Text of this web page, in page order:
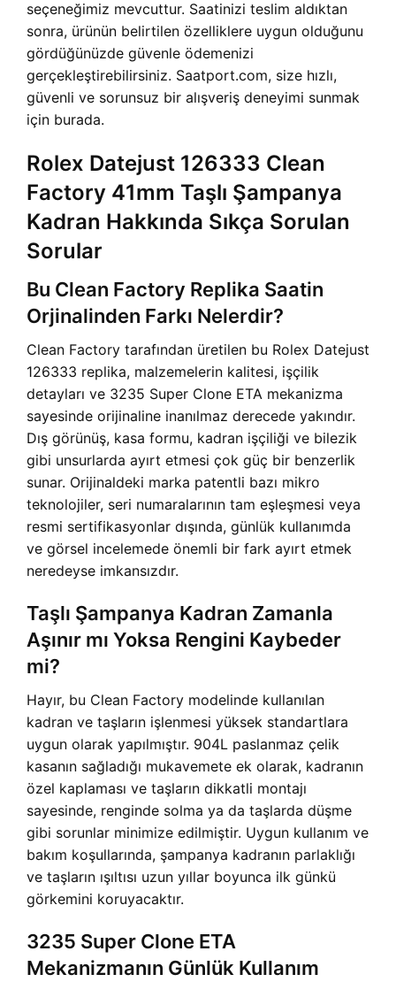
seçeneğimiz mevcuttur. Saatinizi teslim aldıktan
sonra, ürünün belirtilen özelliklere uygun olduğunu
gördüğünüzde güvenle ödemenizi
gerçekleştirebilirsiniz. Saatport.com, size hızlı,
güvenli ve sorunsuz bir alışveriş deneyimi sunmak
için burada.
Rolex Datejust 126333 Clean
Factory 41mm Taşlı Şampanya
Kadran Hakkında Sıkça Sorulan
Sorular
Bu Clean Factory Replika Saatin
Orjinalinden Farkı Nelerdir?
Clean Factory tarafından üretilen bu Rolex Datejust
126333 replika, malzemelerin kalitesi, işçilik
detayları ve 3235 Super Clone ETA mekanizma
sayesinde orijinaline inanılmaz derecede yakındır.
Dış görünüş, kasa formu, kadran işçiliği ve bilezik
gibi unsurlarda ayırt etmesi çok güç bir benzerlik
sunar. Orijinaldeki marka patentli bazı mikro
teknolojiler, seri numaralarının tam eşleşmesi veya
resmi sertifikasyonlar dışında, günlük kullanımda
ve görsel incelemede önemli bir fark ayırt etmek
neredeyse imkansızdır.
Taşlı Şampanya Kadran Zamanla
Aşınır mı Yoksa Rengini Kaybeder
mi?
Hayır, bu Clean Factory modelinde kullanılan
kadran ve taşların işlenmesi yüksek standartlara
uygun olarak yapılmıştır. 904L paslanmaz çelik
kasanın sağladığı mukavemete ek olarak, kadranın
özel kaplaması ve taşların dikkatli montajı
sayesinde, renginde solma ya da taşlarda düşme
gibi sorunlar minimize edilmiştir. Uygun kullanım ve
bakım koşullarında, şampanya kadranın parlaklığı
ve taşların ışıltısı uzun yıllar boyunca ilk günkü
görkemini koruyacaktır.
3235 Super Clone ETA
Mekanizmanın Günlük Kullanım